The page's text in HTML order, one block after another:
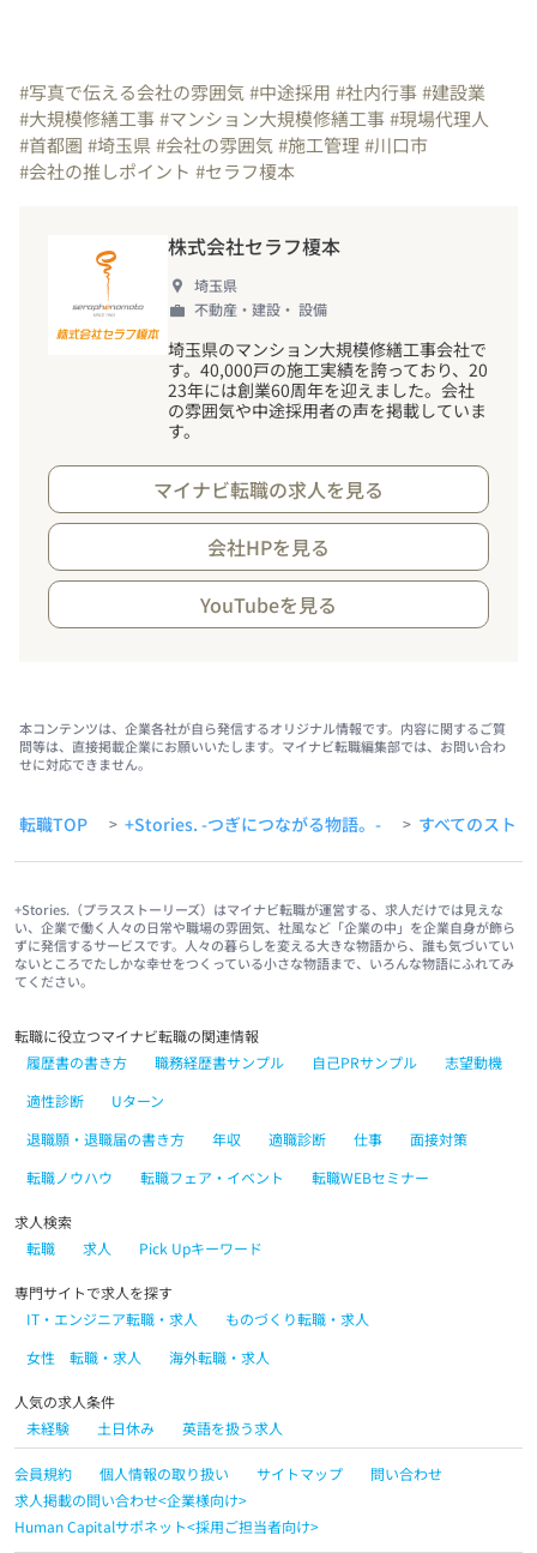
#写真で伝える会社の雰囲気#中途採用 #社内行事#建設業
#大規模修繕工事#マンション大規模修繕工事#現場代理人
#首都圏 #埼玉県#会社の雰囲気#施工管理 #川口市
#会社の推しポイント #セラフ榎本
株式会社セラフ榎本
埼玉県
不動産・建設・ 設備
埼玉県のマンション大規模修繕工事会社で
す。40,000戸の施工実績を誇っており、20
23年には創業60周年を迎えました。会社
の雰囲気や中途採用者の声を掲載していま
す。
マイナビ転職の求人を見る
会社HPを見る
YouTubeを見る
本コンテンツは、企業各社が自ら発信するオリジナル情報です。内容に関するご質
問等は、直接掲載企業にお願いいたします。マイナビ転職編集部では、お問い合わ
せに対応できません。
転職TOP > +Stories. -つぎにつながる物語。- > すべてのスト
+Stories.（プラスストーリーズ）はマイナビ転職が運営する、求人だけでは見えな
い、企業で働く人々の日常や職場の雰囲気、社風など「企業の中」を企業自身が飾ら
ずに発信するサービスです。人々の暮らしを変える大きな物語から、誰も気づいてい
ないところでたしかな幸せをつくっている小さな物語まで、いろんな物語にふれてみ
てください。
転職に役立つマイナビ転職の関連情報
履歴書の書き方
職務経歴書サンプル 自己PRサンプル
志望動機
適性診断
Uターン
退職願・退職届の書き方
年収 適職診断 仕事
面接対策
転職ノウハウ
転職フェア・イベント 転職WEBセミナー
求人検索
転職
求人 Pick Upキーワード
専門サイトで求人を探す
IT・エンジニア転職・求人
ものづくり転職・求人
女性 転職・求人
海外転職・求人
人気の求人条件
未経験
土日休み 英語を扱う求人
会員規約 個人情報の取り扱い サイトマップ
問い合わせ
求人掲載の問い合わせ<企業様向け>
Human Capitalサポネット<採用ご担当者向け>